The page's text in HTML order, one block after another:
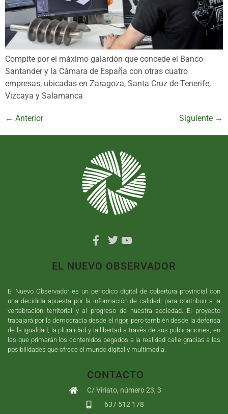
Compite por el máximo galardón que concede el Banco
Santander y la Cámara de España con otras cuatro
empresas, ubicadas en Zaragoza, Santa Cruz de Tenerife,
Vizcaya y Salamanca
← Anterior Siguiente →
EL NUEVO OBSERVADOR
El Nuevo Observador es un periodico digital de cobertura provincial con
una decidida apuesta por la información de calidad, para contribuir a la
vertebración territorial y al progreso de nuestra sociedad. El proyecto
trabajará por la democracia desde el rigor, pero también desde la defensa
de la igualdad, la pluralidad y la libertad a través de sus publicaciones, en
las que primarán los contenidos pegados a la realidad calle gracias a las
posibilidades que ofrece el mundo digital y multimedia.
CONTACTO
C/ Viriato, número 23, 3
637 512 178